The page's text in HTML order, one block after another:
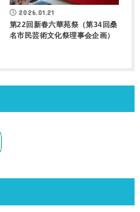
2026.01.21
第22回新春六華苑祭（第34回桑
名市民芸術文化祭理事会企画）